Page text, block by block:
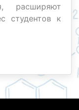
расширяют
студентов к